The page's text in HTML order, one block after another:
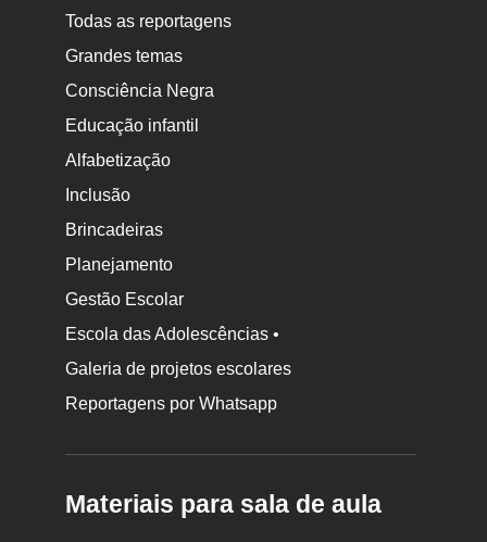
Todas as reportagens
Grandes temas
Consciência Negra
Educação infantil
Alfabetização
Inclusão
Brincadeiras
Planejamento
Gestão Escolar
Escola das Adolescências •
Galeria de projetos escolares
Reportagens por Whatsapp
Materiais para sala de aula